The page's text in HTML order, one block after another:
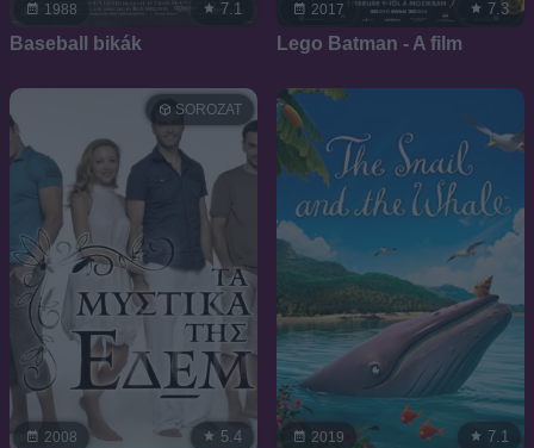
1988 7.1
Baseball bikák
2017 7.3
Lego Batman - A film
2008
SOROZAT
5.4 2019 7.1